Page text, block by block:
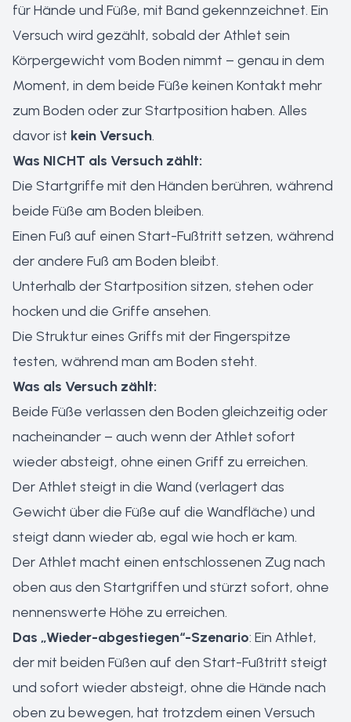
für Hände und Füße, mit Band gekennzeichnet. Ein
Versuch wird gezählt, sobald der Athlet sein
Körpergewicht vom Boden nimmt – genau in dem
Moment, in dem beide Füße keinen Kontakt mehr
zum Boden oder zur Startposition haben. Alles
davor ist kein Versuch.
Was NICHT als Versuch zählt:
Die Startgriffe mit den Händen berühren, während
beide Füße am Boden bleiben.
Einen Fuß auf einen Start-Fußtritt setzen, während
der andere Fuß am Boden bleibt.
Unterhalb der Startposition sitzen, stehen oder
hocken und die Griffe ansehen.
Die Struktur eines Griffs mit der Fingerspitze
testen, während man am Boden steht.
Was als Versuch zählt:
Beide Füße verlassen den Boden gleichzeitig oder
nacheinander – auch wenn der Athlet sofort
wieder absteigt, ohne einen Griff zu erreichen.
Der Athlet steigt in die Wand (verlagert das
Gewicht über die Füße auf die Wandfläche) und
steigt dann wieder ab, egal wie hoch er kam.
Der Athlet macht einen entschlossenen Zug nach
oben aus den Startgriffen und stürzt sofort, ohne
nennenswerte Höhe zu erreichen.
Das „Wieder-abgestiegen“-Szenario: Ein Athlet,
der mit beiden Füßen auf den Start-Fußtritt steigt
und sofort wieder absteigt, ohne die Hände nach
oben zu bewegen, hat trotzdem einen Versuch